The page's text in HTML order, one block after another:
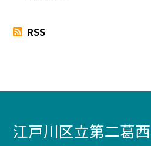
RSS
江戸川区立第二葛